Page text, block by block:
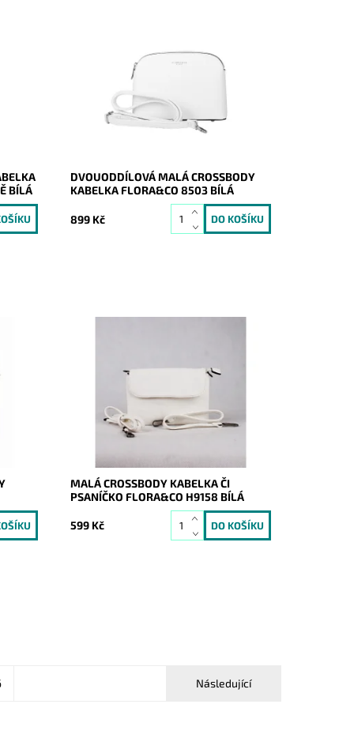
BÍLÁ
kabelka od značky FLORA&CO držící
svůj tvar v bílé barvě, která je
rozdělena na dvě části.
Dostupnost:
Skladem
Značka:
FLORA&CO
DVOUODDÍLOVÁ MALÁ CROSSBODY
KABELKA FLORA&CO 8503 BÍLÁ
899 Kč
na
lze kabelku využít i jako psaníčko.
Dostupnost:
Značka:
FLORA&CO
2 roky
MALÁ CROSSBODY KABELKA ČI
PSANÍČKO FLORA&CO H9158 BÍLÁ
599 Kč
Následující